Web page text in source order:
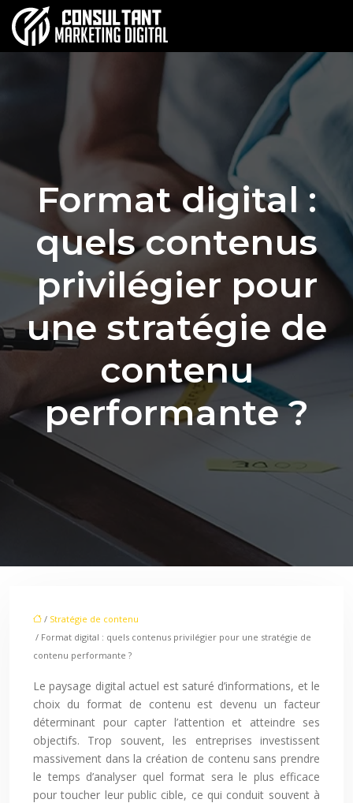
Format digital :
quels contenus
privilégier pour
une stratégie de
contenu
performante ?
/ Stratégie de contenu
/ Format digital : quels contenus privilégier pour une stratégie de
contenu performante ?
Le paysage digital actuel est saturé d’informations, et le
choix du format de contenu est devenu un facteur
déterminant pour capter l’attention et atteindre ses
objectifs. Trop souvent, les entreprises investissent
massivement dans la création de contenu sans prendre
le temps d’analyser quel format sera le plus efficace
pour toucher leur public cible, ce qui conduit souvent à